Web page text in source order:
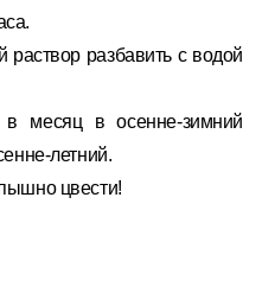
раствор разбавить с водой
месяц в осенне-зимний
летний.
цвести!